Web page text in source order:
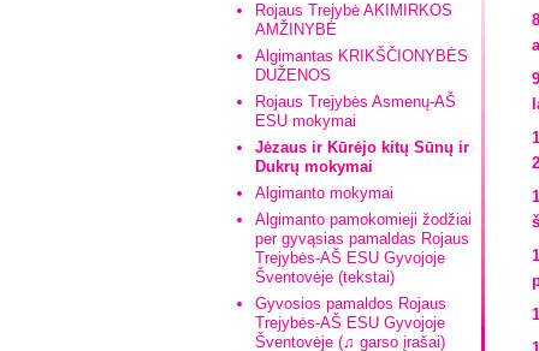
Rojaus Trejybė AKIMIRKOS
AMŽINYBĖ
Algimantas KRIKŠČIONYBĖS
DUŽENOS
Rojaus Trejybės Asmenų-AŠ
ESU mokymai
Jėzaus ir Kūrėjo kitų Sūnų ir
Dukrų mokymai
Algimanto mokymai
Algimanto pamokomieji žodžiai
per gyvąsias pamaldas Rojaus
Trejybės-AŠ ESU Gyvojoje
Šventovėje (tekstai)
Gyvosios pamaldos Rojaus
Trejybės-AŠ ESU Gyvojoje
Šventovėje (♫ garso įrašai)